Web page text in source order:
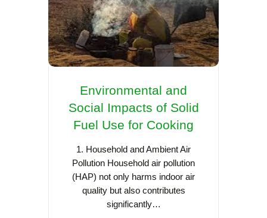
Environmental and
Social Impacts of Solid
Fuel Use for Cooking
1. Household and Ambient Air
Pollution Household air pollution
(HAP) not only harms indoor air
quality but also contributes
significantly…